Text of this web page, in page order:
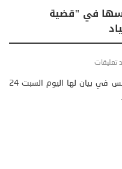
في "قضية
تعليقات
تونس- التونسيون استغربت حركة تحيا تونس في بيان لها اليوم السبت 24